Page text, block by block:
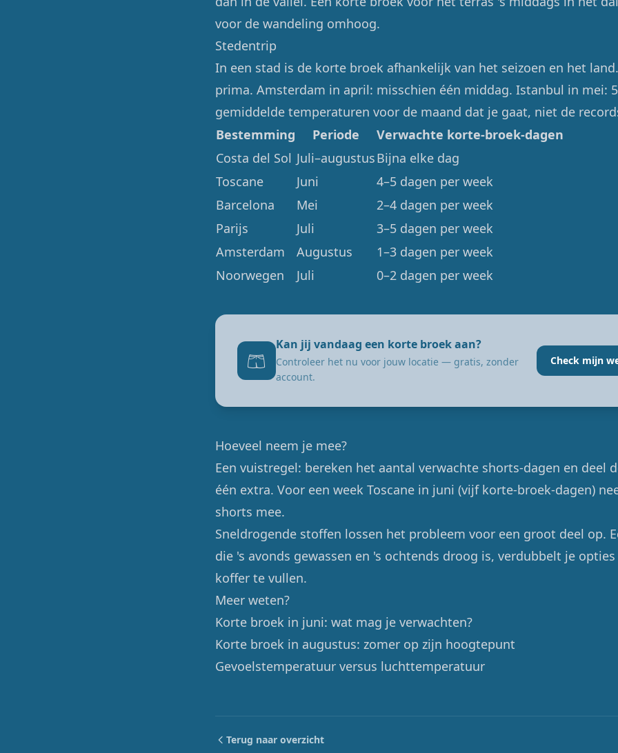
voor de wandeling omhoog.
Stedentrip
In een stad is de korte broek afhankelijk van het seizoen en het
prima. Amsterdam in april: misschien één middag. Istanbul in mei:
gemiddelde temperaturen voor de maand dat je gaat, niet de
Bestemming
Periode
Verwachte korte-broek-dagen
Costa del Sol Juli–augustusBijna elke dag
Toscane
Juni
4–5 dagen per week
Barcelona
Mei
2–4 dagen per week
Parijs
Juli
3–5 dagen per week
Amsterdam
Augustus
1–3 dagen per week
Noorwegen
Juli 0–2 dagen per week
🩳
Kan jij vandaag een korte broek aan?
Controleer het nu voor jouw locatie — gratis, zonder
account.
Check mijn
Hoeveel neem je mee?
Een vuistregel: bereken het aantal verwachte shorts-dagen en deel
één extra. Voor een week Toscane in juni (vijf korte-broek-dagen)
shorts mee.
Sneldrogende stoffen lossen het probleem voor een groot deel op.
die 's avonds gewassen en 's ochtends droog is, verdubbelt je
koffer te vullen.
Meer weten?
Korte broek in juni: wat mag je verwachten?
Korte broek in augustus: zomer op zijn hoogtepunt
Gevoelstemperatuur versus luchttemperatuur
Terug naar overzicht